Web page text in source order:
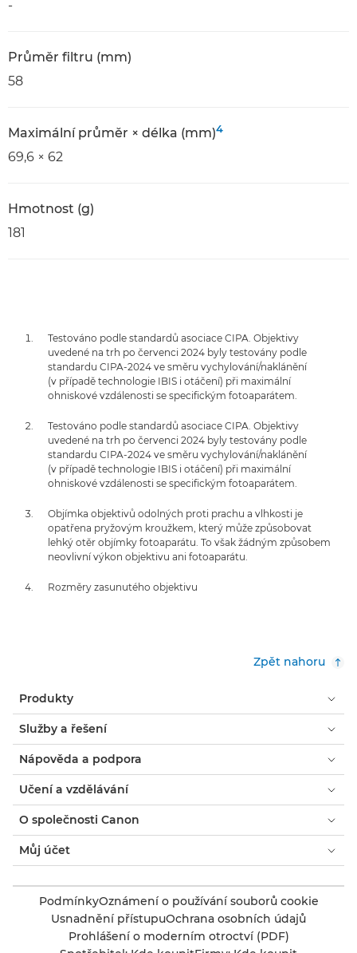
-
Průměr filtru (mm)
58
Maximální průměr × délka (mm)4
69,6 × 62
Hmotnost (g)
181
Testováno podle standardů asociace CIPA. Objektivy
uvedené na trh po červenci 2024 byly testovány podle
standardu CIPA-2024 ve směru vychylování/naklánění
(v případě technologie IBIS i otáčení) při maximální
ohniskové vzdálenosti se specifickým fotoaparátem.
Testováno podle standardů asociace CIPA. Objektivy
uvedené na trh po červenci 2024 byly testovány podle
standardu CIPA-2024 ve směru vychylování/naklánění
(v případě technologie IBIS i otáčení) při maximální
ohniskové vzdálenosti se specifickým fotoaparátem.
Objímka objektivů odolných proti prachu a vlhkosti je
opatřena pryžovým kroužkem, který může způsobovat
lehký otěr objímky fotoaparátu. To však žádným způsobem
neovlivní výkon objektivu ani fotoaparátu.
Rozměry zasunutého objektivu
Zpět nahoru
Produkty
Služby a řešení
Nápověda a podpora
Učení a vzdělávání
O společnosti Canon
Můj účet
PodmínkyOznámení o používání souborů cookie
Usnadnění přístupuOchrana osobních údajů
Prohlášení o moderním otroctví (PDF)